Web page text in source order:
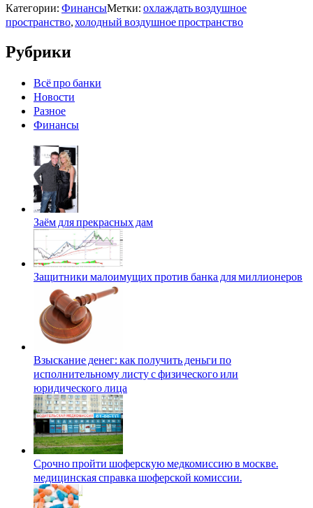
Категории: ФинансыМетки: охлаждать воздушное
пространство,холодный воздушное пространство
Рубрики
Всё про банки
Новости
Разное
Финансы
Заём для прекрасных дам
Защитники малоимущих против банка для миллионеров
Взыскание денег: как получить деньги по
исполнительному листу с физического или
юридического лица
Срочно пройти шоферскую медкомиссию в москве.
медицинская справка шоферской комиссии.